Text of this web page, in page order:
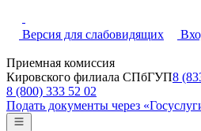
Версия для слабовидящих
Приемная комиссия
Кировского филиала СПбГУП8
8 (800) 333 52 02
Подать документы через